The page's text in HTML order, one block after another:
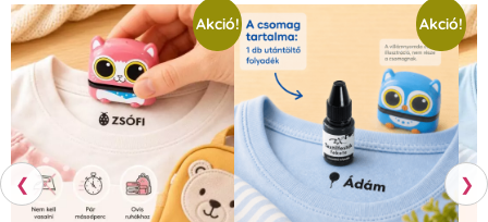
❮
Akció! Akció!
❯